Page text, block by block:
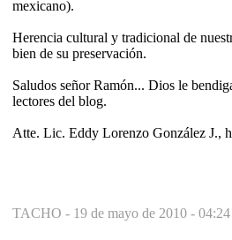
mexicano).
Herencia cultural y tradicional de
bien de su preservación.
Saludos señor Ramón... Dios le
lectores del blog.
Atte. Lic. Eddy Lorenzo González J.,
TACHO - 19 de mayo de 2010 - 04:24